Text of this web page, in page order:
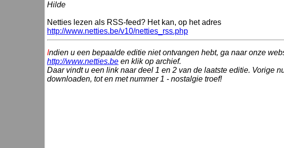
Hilde
Netties lezen als RSS-feed? Het kan, op het adres
http://www.netties.be/v10/netties_rss.php
Indien u een bepaalde editie niet ontvangen hebt, ga naar onze
http://www.netties.be en klik op archief.
Daar vindt u een link naar deel 1 en 2 van de laatste editie. Vorige
downloaden, tot en met nummer 1 - nostalgie troef!